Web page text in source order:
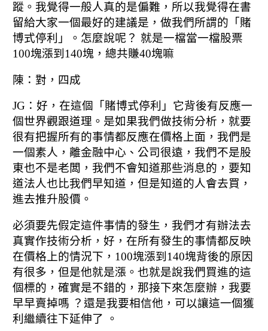
蹤。 我覺得一般人真的是偏難， 所以我覺得在書
留給大家一個最好的建議是， 做我們所謂的「賭
博式停利」。 怎麼說呢？ 就是一檔當一檔股票
100塊漲到140塊，總共賺40塊嘛
陳：對，四成
JG：好，在這個「賭博式停利」它背後有反應一
個世界觀跟道理。 是如果我們做技術分析，就要
很有把握所有的事情都反應在價格上面， 我們是
一個素人，離金融中心、公司很遠，我們不是股
東也不是老闆， 我們不會知道那些消息的，要知
道法人也比我們早知道， 但是知道的人會去買，
進去推升股價。
必須要先假定這件事情的發生，我們才有辦法去
真實作技術分析， 好，在所有發生的事情都反映
在價格上的情況下， 100塊漲到140塊背後的原因
有很多，但是他就是漲。 也就是說我們買進的這
個標的，確實是不錯的， 那接下來怎麼辦，我要
早早賣掉嗎 ？ 還是我要相信他，可以讓這一個獲
利繼續往下延伸了 。